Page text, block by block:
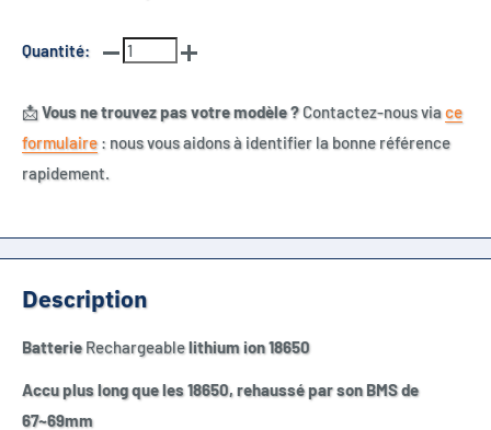
Quantité:
📩Vous ne trouvez pas votre modèle ?Contactez-nous viace
formulaire : nous vous aidons à identifier la bonne référence
rapidement.
Description
BatterieRechargeablelithium ion 18650
Accu plus long que les 18650, rehaussé par son BMS de
67~69mm